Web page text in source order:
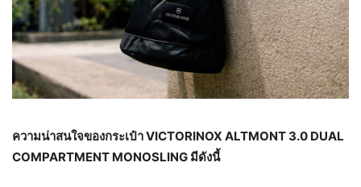
ความน่าสนใจของกระเป๋า VICTORINOX ALTMONT 3.0 DUAL
COMPARTMENT MONOSLING มีดังนี้